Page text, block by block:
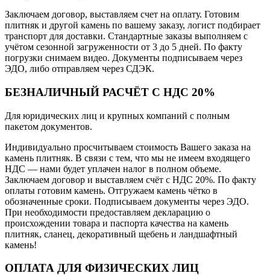
Заключаем договор, выставляем счет на оплату. Готовим
плитняк и другой камень по вашему заказу, логист подбирает
транспорт для доставки. Стандартные заказы выполняем с
учётом сезонной загруженности от 3 до 5 дней. По факту
погрузки снимаем видео. Документы подписываем через
ЭДО, либо отправляем через СДЭК.
БЕЗНАЛИЧНЫЙ РАСЧЁТ С НДС 20%
Для юридических лиц и крупных компаний с полным
пакетом документов.
Индивидуально просчитываем стоимость Вашего заказа на
камень плитняк. В связи с тем, что мы не имеем входящего
НДС — нами будет уплачен налог в полном объеме.
Заключаем договор и выставляем счёт с НДС 20%. По факту
оплаты готовим камень. Отгружаем камень чётко в
обозначенные сроки. Подписываем документы через ЭДО.
При необходимости предоставляем декларацию о
происхождении товара и паспорта качества на камень
плитняк, сланец, декоративный щебень и ландшафтный
камень!
ОПЛАТА ДЛЯ ФИЗИЧЕСКИХ ЛИЦ